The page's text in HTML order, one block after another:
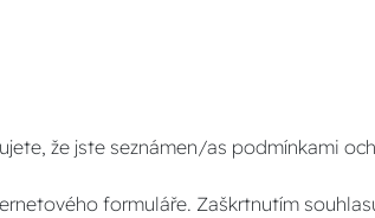
že jste seznámen/as podmínkami
formuláře. Zaškrtnutím